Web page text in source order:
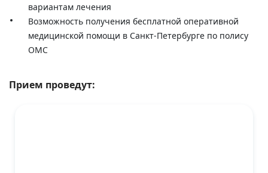
вариантам лечения
Возможность получения бесплатной оперативной
медицинской помощи в Санкт-Петербурге по полису
ОМС
Прием проведут: